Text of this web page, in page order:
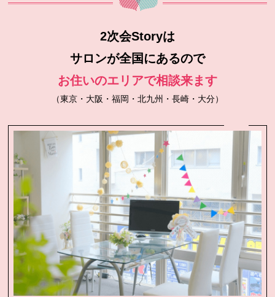
2次会Storyは
サロンが全国にあるので
お住いのエリアで相談来ます
（東京・大阪・福岡・北九州・長崎・大分）